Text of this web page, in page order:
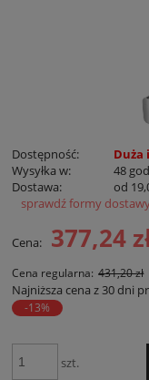
Dostępność:
Duża
Wysyłka w:
48
Dostawa:
od
Cena nie zawiera
sprawdź formy
Cena: 377,24
Cena regularna: 431,20 zł
Najniższa cena z 30 dni
-13%
szt.